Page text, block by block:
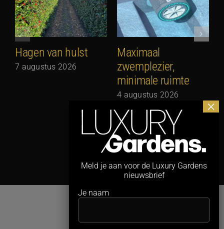
Hagen van hulst
7 augustus 2026
Maximaal
zwemplezier,
minimale ruimte
4 augustus 2026
Meld je aan voor de Luxury Gardens
nieuwsbrief
Je naam